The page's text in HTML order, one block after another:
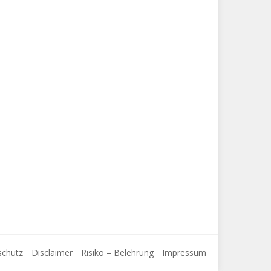
Disclaimer Risiko – Belehrung Impressum